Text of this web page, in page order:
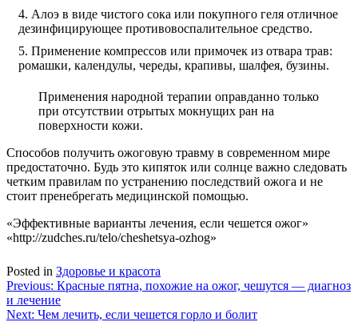
Алоэ в виде чистого сока или покупного геля отличное
дезинфицирующее противовоспалительное средство.
Применение компрессов или примочек из отвара трав:
ромашки, календулы, череды, крапивы, шалфея, бузины.
Применения народной терапии оправданно только
при отсутствии отрытых мокнущих ран на
поверхности кожи.
Способов получить ожоговую травму в современном мире
предостаточно. Будь это кипяток или солнце важно следовать
четким правилам по устранению последствий ожога и не
стоит пренебрегать медицинской помощью.
«Эффективные варианты лечения, если чешется ожог»
«http://zudches.ru/telo/cheshetsya-ozhog»
Posted in Здоровье и красота
Навигация
по
Previous: Красные пятна, похожие на ожог, чешутся — диагноз
и лечение
Next: Чем лечить, если чешется горло и болит